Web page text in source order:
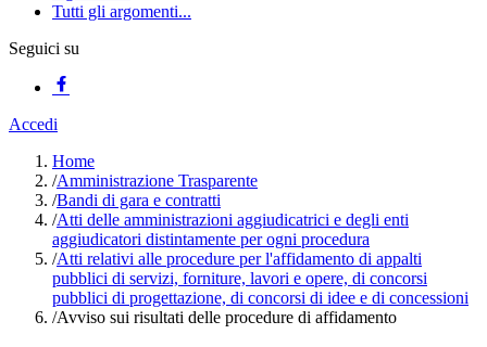
Tutti gli argomenti...
Seguici su
Accedi
Home
/Amministrazione Trasparente
/Bandi di gara e contratti
/Atti delle amministrazioni aggiudicatrici e degli enti
aggiudicatori distintamente per ogni procedura
/Atti relativi alle procedure per l'affidamento di appalti
pubblici di servizi, forniture, lavori e opere, di concorsi
pubblici di progettazione, di concorsi di idee e di concessioni
/Avviso sui risultati delle procedure di affidamento